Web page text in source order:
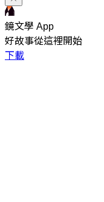
鏡文學 App
好故事從這裡開始
下載